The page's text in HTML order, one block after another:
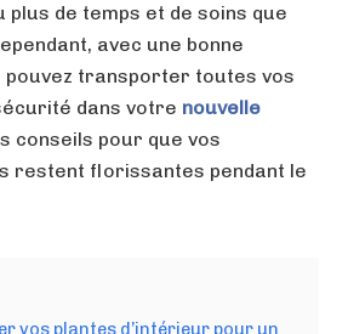
plus de temps et de soins que
avec une bonne
pouvez transporter toutes vos
dans votre nouvelle
conseils pour que vos
restent florissantes pendant le
vos plantes d’intérieur pour un